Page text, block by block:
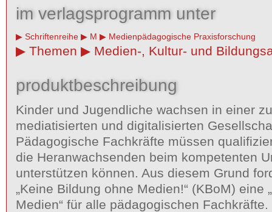
im verlagsprogramm unter
Schriftenreihe M Medienpädagogische Praxisforschung
Themen Medien-, Kultur- und
produktbeschreibung
Kinder und Jugendliche wachsen in einer
mediatisierten und digitalisierten
Pädagogische Fachkräfte müssen
die Heranwachsenden beim kompetenten
unterstützen können. Aus diesem Grund
„Keine Bildung ohne Medien!“ (KBoM) eine
Medien“ für alle pädagogischen